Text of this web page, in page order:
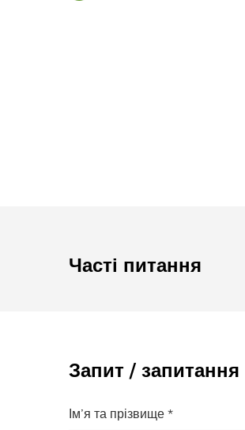
Часті питання
Запит /
Ім’я та прізвище *